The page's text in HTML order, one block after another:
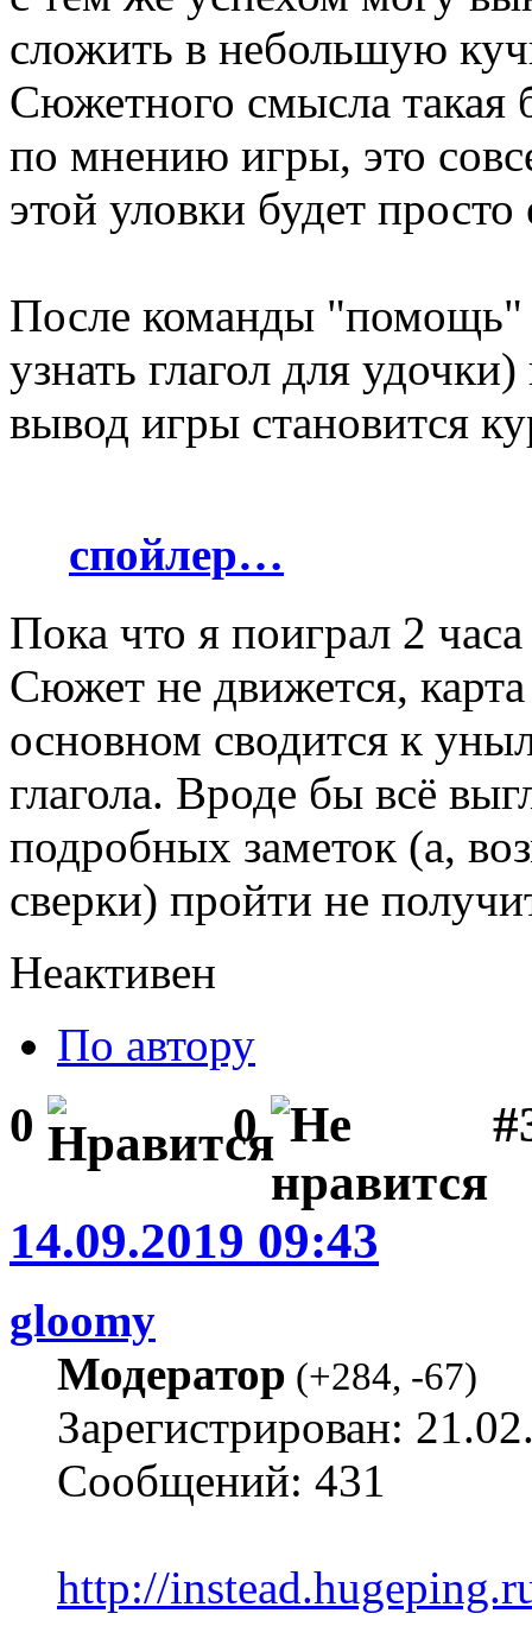
сложить в небольшую
Сюжетного смысла такая
по мнению игры, это
этой уловки будет
После команды "помощь"
узнать глагол для
вывод игры становится
спойлер…
Пока что я поиграл 2
Сюжет не движется, карта
основном сводится к
глагола. Вроде бы всё
подробных заметок (а,
сверки) пройти не
Неактивен
По автору
0 0
14.09.2019 09:43
gloomy
Модератор (+284, -67)
Зарегистрирован:
Сообщений: 431
http://